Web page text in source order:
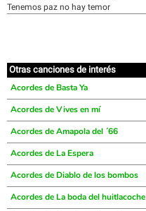
Tenemos paz no hay temor
Otras canciones de interés
Acordes de Basta Ya
Acordes de Vives en mí
Acordes de Amapola del ´66
Acordes de La Espera
Acordes de Diablo de los bombos
Acordes de La boda del huitlacoche